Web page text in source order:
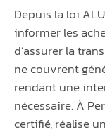
Depuis la loi
informer les
d’assurer la
ne couvrent
rendant une
nécessaire. À
certifié, réalise un